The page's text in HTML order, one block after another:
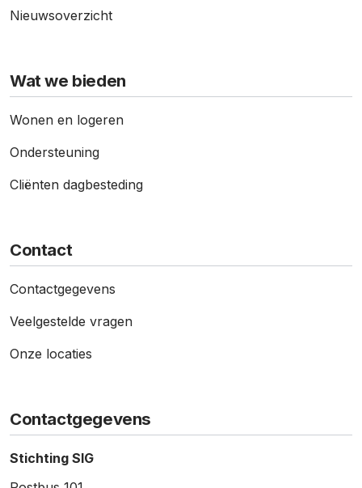
Nieuws­overzicht
Wat we bieden
Wonen en logeren
Ondersteuning
Cliënten dagbesteding
Contact
Contact­gegevens
Veelgestelde vragen
Onze locaties
Contactgegevens
Stichting SIG